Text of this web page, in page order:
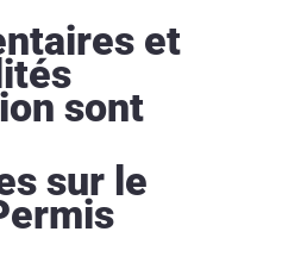
et
sont
sur le